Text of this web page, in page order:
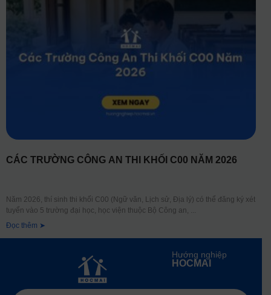
CÁC TRƯỜNG CÔNG AN THI KHỐI C00 NĂM 2026
Năm 2026, thí sinh thi khối C00 (Ngữ văn, Lịch sử, Địa lý) có thể đăng ký xét
tuyển vào 5 trường đại học, học viện thuộc Bộ Công an,
Đọc thêm ➤
Hướng nghiệp
HOCMAI